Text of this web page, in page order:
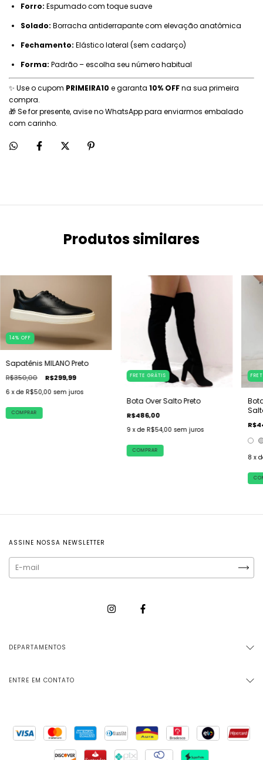
Forro: Espumado com toque suave
Solado: Borracha antiderrapante com elevação anatômica
Fechamento: Elástico lateral (sem cadarço)
Forma: Padrão – escolha seu número habitual
✨ Use o cupom PRIMEIRA10 e garanta 10% OFFna sua primeira
compra.
🎁 Se for presente, avise no WhatsApp para enviarmos embalado
com carinho.
Produtos similares
14% OFF
Sapatênis MILANO Preto
R$350,00 R$299,99
6 x de R$50,00 sem juros
COMPRAR
FRETE GRÁTIS
Bota Over Salto Preto
R$486,00
9 x de R$54,00 sem juros
COMPRAR
8 x
ASSINE NOSSA NEWSLETTER
DEPARTAMENTOS
ENTRE EM CONTATO